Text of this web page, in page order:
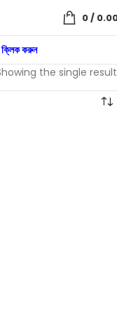
0/
ক্লিক করুন
the single result